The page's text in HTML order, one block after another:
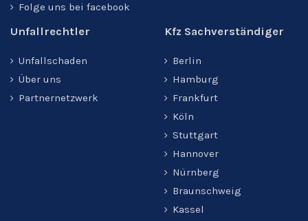
Folge uns bei facebook
Unfallrechtler
Unfallschaden
Über uns
Partnernetzwerk
Kfz Sachverständiger
Berlin
Hamburg
Frankfurt
Köln
Stuttgart
Hannover
Nürnberg
Braunschweig
Kassel